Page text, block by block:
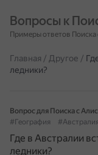
Вопросы к
Примеры ответов Поиска
Главная / Другое /
ледники?
Вопрос для Поиска с
#География
#Австралия
Где в Австралии
ледники?